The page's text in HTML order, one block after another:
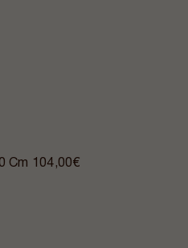
Cm
104,00€